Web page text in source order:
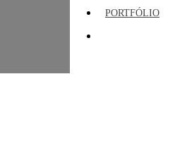
PORTFÓLIO